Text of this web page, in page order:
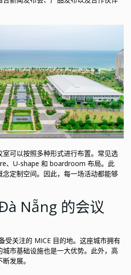
可以按照多种形式进行布置。常见选
、U-shape 和 boardroom 布局。此
定制空间。因此，每一场活动都能够
Nẵng 的会议
受关注的 MICE 目的地。这座城市拥有
市基础设施也是一大优势。此外，高
发展。